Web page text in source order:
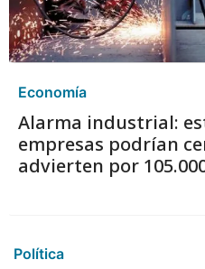
Economía
Alarma industrial:
empresas podrían
advierten por
Política